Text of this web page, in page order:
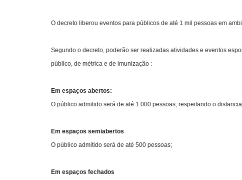
O decreto liberou eventos para públicos de até 1 mil pessoas em
Segundo o decreto, poderão ser realizadas atividades e eventos
público, de métrica e de imunização :
Em espaços abertos:
O público admitido será de até 1.000 pessoas; respeitando o
Em espaços semiabertos
O público admitido será de até 500 pessoas;
Em espaços fechados